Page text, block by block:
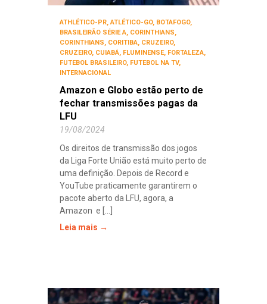
ATHLÉTICO-PR,ATLÉTICO-GO, BOTAFOGO,
BRASILEIRÃO SÉRIE A, CORINTHIANS,
CORINTHIANS, CORITIBA, CRUZEIRO,
CRUZEIRO, CUIABÁ, FLUMINENSE, FORTALEZA,
FUTEBOL BRASILEIRO, FUTEBOL NA TV,
INTERNACIONAL
Amazon e Globo estão perto de
fechar transmissões pagas da
LFU
19/08/2024
Os direitos de transmissão dos jogos
da Liga Forte União está muito perto de
uma definição. Depois de Record e
YouTube praticamente garantirem o
pacote aberto da LFU, agora, a
Amazon e [...]
Leia mais →